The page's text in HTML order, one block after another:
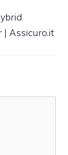
| Assicuro.it